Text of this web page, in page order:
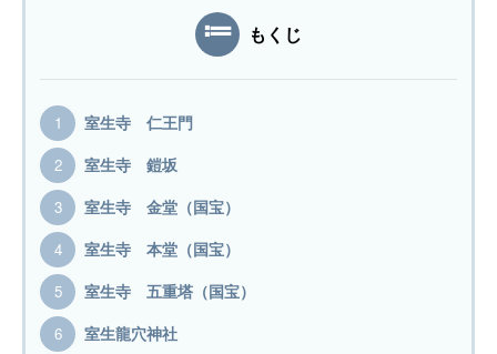
もくじ
室生寺 仁王門
室生寺 鎧坂
室生寺 金堂（国宝）
室生寺 本堂（国宝）
室生寺 五重塔（国宝）
室生龍穴神社